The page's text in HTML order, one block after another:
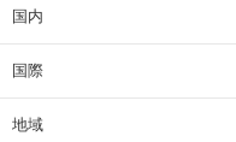
国内
国際
地域